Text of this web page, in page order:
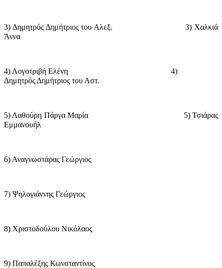
3) Δημητρός Δημήτριος του Αλεξ.
3) Χαλκιά
Άννα
4) Λογοτριβή Ελένη
4)
Δημητρός Δημήτριος του Αστ.
5) Λαθούρη Πάργα Μαρία
5) Τσιάρας
Εμμανουήλ
6) Αναγνωστάρας Γεώργιος
7) Ψηλογιάννης Γεώργιος
8) Χριστοδούλου Νικόλαος
9) Παπαλέξης Κωνσταντίνος